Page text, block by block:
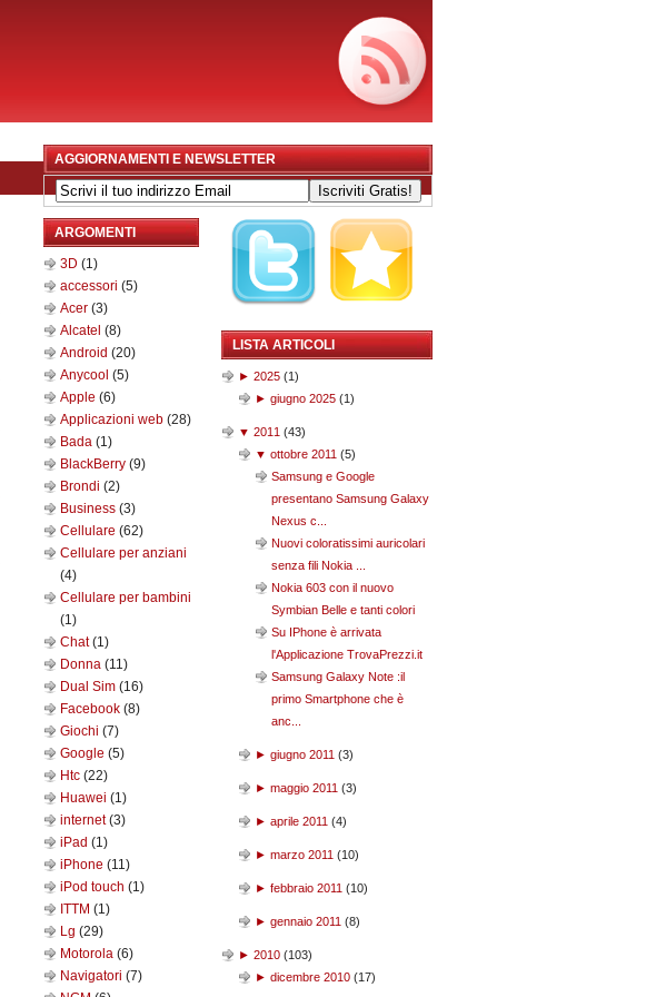
AGGIORNAMENTI E NEWSLETTER
ARGOMENTI
3D (1)
accessori (5)
Acer (3)
Alcatel (8)
Android (20)
Anycool (5)
Apple (6)
Applicazioni web (28)
Bada (1)
BlackBerry (9)
Brondi (2)
Business (3)
Cellulare (62)
Cellulare per anziani
(4)
Cellulare per bambini
(1)
Chat(1)
Donna (11)
Dual Sim (16)
Facebook (8)
Giochi (7)
Google (5)
Htc (22)
Huawei (1)
internet(3)
iPad (1)
iPhone (11)
iPod touch (1)
ITTM (1)
Lg (29)
Motorola (6)
Navigatori (7)
LISTA ARTICOLI
► 2025 (1)
► giugno 2025 (1)
▼ 2011 (43)
▼ ottobre 2011 (5)
Samsung e Google
presentano Samsung Galaxy
Nexus c...
Nuovi coloratissimi auricolari
senza fili Nokia ...
Nokia 603 con il nuovo
Symbian Belle e tanti colori
Su IPhone è arrivata
l'Applicazione TrovaPrezzi.it
Samsung Galaxy Note :il
primo Smartphone che è
anc...
► giugno 2011 (3)
► maggio 2011 (3)
► aprile 2011 (4)
► marzo 2011 (10)
► febbraio 2011 (10)
► gennaio 2011 (8)
► 2010 (103)
► dicembre 2010 (17)